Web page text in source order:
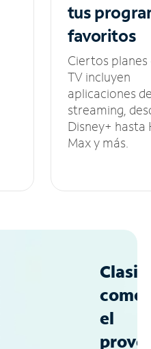
tus
favoritos
Ciertos planes
TV incluyen
aplicaciones
streaming,
Disney+ hasta
Max y más.
como
el